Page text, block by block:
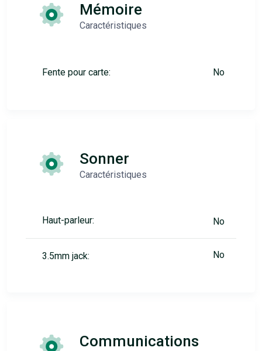
Mémoire
Caractéristiques
Fente pour carte: No
Sonner
Caractéristiques
Haut-parleur: No
3.5mm jack: No
Communications